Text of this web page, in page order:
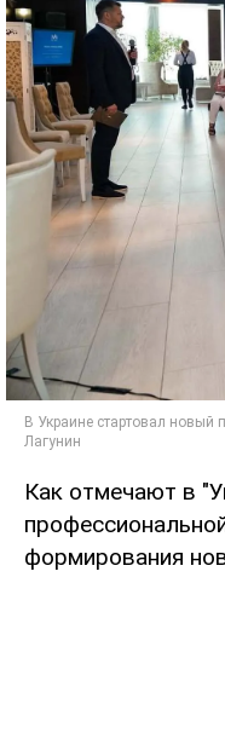
Как отмечают в
формирования